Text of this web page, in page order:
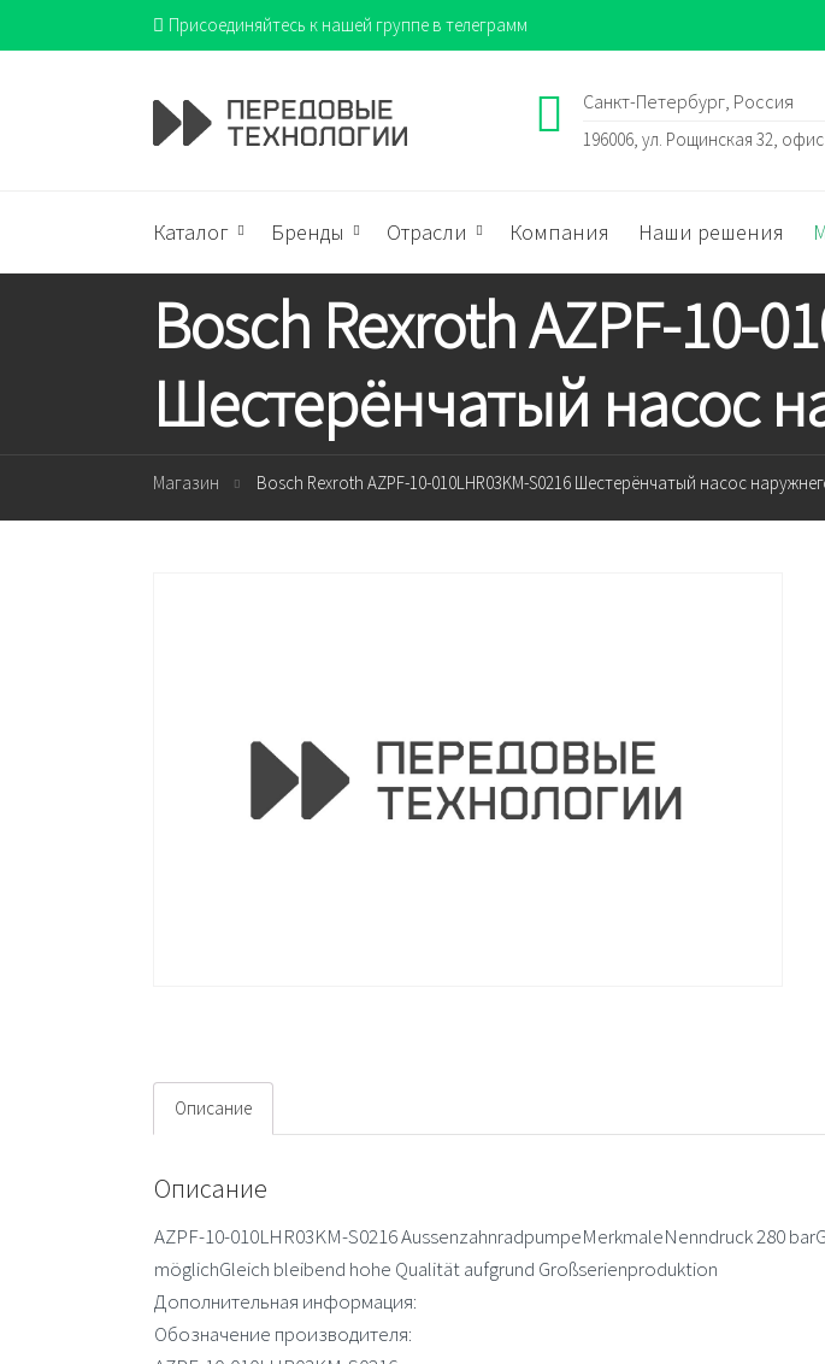
Присоединяйтесь к нашей группе в телеграмм
Санкт-Петербург, Россия
196006, ул. Рощинская 32, офис
Каталог Бренды Отрасли Компания Наши решения
Bosch Rexroth AZPF-10-
Шестерёнчатый насос
Магазин Bosch Rexroth AZPF-10-010LHR03KM-S0216 Шестерёнчатый насос
Описание
Описание
AZPF-10-010LHR03KM-S0216 AussenzahnradpumpeMerkmaleNenndruck 280
möglichGleich bleibend hohe Qualität aufgrund Großserienproduktion
Дополнительная информация:
Обозначение производителя: